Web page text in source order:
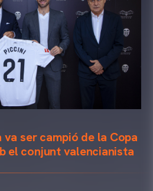
ser campió de la Copa
el conjunt valencianista